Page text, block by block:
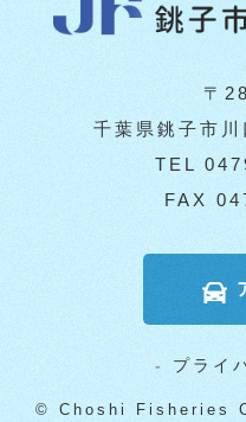
〒
千葉県銚子市
TEL
FAX
- プライ
© Choshi Fisheries